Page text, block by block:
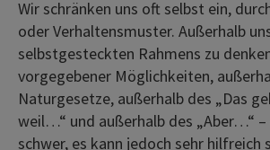
Wir schränken uns oft selbst ein,
oder Verhaltensmuster. Außerhalb
selbstgesteckten Rahmens zu
vorgegebener Möglichkeiten,
Naturgesetze, außerhalb des „Das
weil…“ und außerhalb des „Aber…“
schwer, es kann jedoch sehr hilfreich